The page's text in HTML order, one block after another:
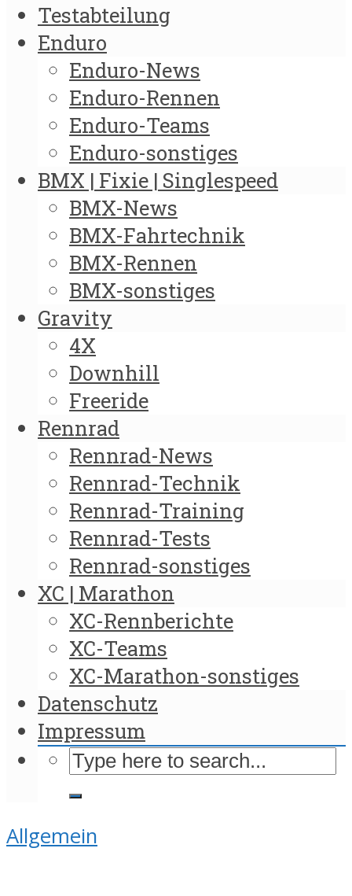
Testabteilung
Enduro
Enduro-News
Enduro-Rennen
Enduro-Teams
Enduro-sonstiges
BMX | Fixie | Singlespeed
BMX-News
BMX-Fahrtechnik
BMX-Rennen
BMX-sonstiges
Gravity
4X
Downhill
Freeride
Rennrad
Rennrad-News
Rennrad-Technik
Rennrad-Training
Rennrad-Tests
Rennrad-sonstiges
XC | Marathon
XC-Rennberichte
XC-Teams
XC-Marathon-sonstiges
Datenschutz
Impressum
Allgemein